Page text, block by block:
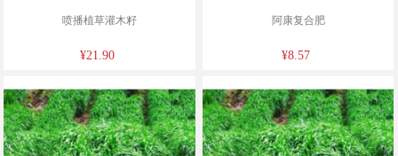
喷播植草灌木籽
¥21.90
阿康复合肥
¥8.57